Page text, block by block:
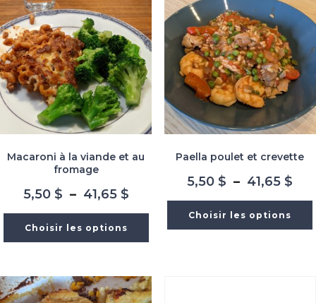
Macaroni à la viande et au
fromage
5,50 $ – 41,65 $Plage
5,50 $
Choisir les options
Paella poulet et crevette
5,50 $ – 41,65 $
Choisir les options